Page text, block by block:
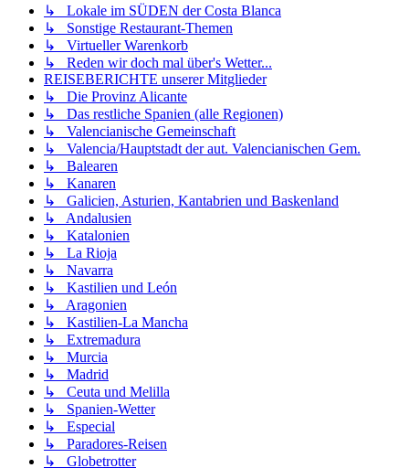
↳ Lokale im SÜDEN der Costa Blanca
↳ Sonstige Restaurant-Themen
↳ Virtueller Warenkorb
↳ Reden wir doch mal über's Wetter...
REISEBERICHTE unserer Mitglieder
↳ Die Provinz Alicante
↳ Das restliche Spanien (alle Regionen)
↳ Valencianische Gemeinschaft
↳ Valencia/Hauptstadt der aut. Valencianischen Gem.
↳ Balearen
↳ Kanaren
↳ Galicien, Asturien, Kantabrien und Baskenland
↳ Andalusien
↳ Katalonien
↳ La Rioja
↳ Navarra
↳ Kastilien und León
↳ Aragonien
↳ Kastilien-La Mancha
↳ Extremadura
↳ Murcia
↳ Madrid
↳ Ceuta und Melilla
↳ Spanien-Wetter
↳ Especial
↳ Paradores-Reisen
↳ Globetrotter